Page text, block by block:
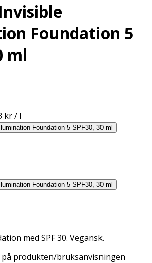
Foundation 5
ml
kr / l
Foundation 5 SPF30, 30 ml
Foundation 5 SPF30, 30 ml
med SPF 30. Vegansk.
produkten/bruksanvisningen